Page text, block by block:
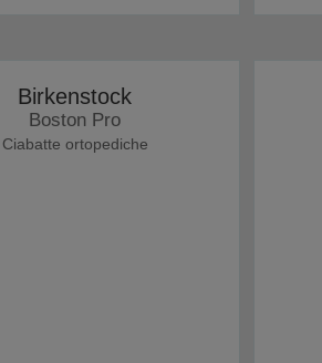
Birkenstock
Boston Pro
Ciabatte ortopediche